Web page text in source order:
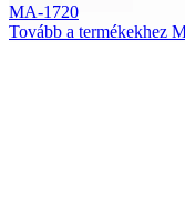
MA-1720
Tovább a termékekhez